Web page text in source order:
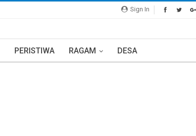
Sign In
PERISTIWA RAGAM DESA